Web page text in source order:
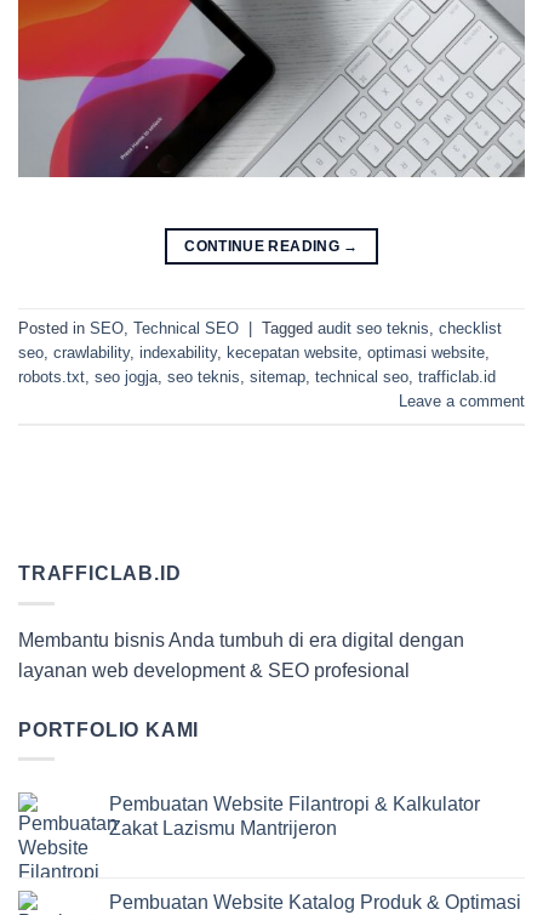
CONTINUE READING →
Posted in SEO, Technical SEO Tagged audit seo teknis, checklist
seo, crawlability, indexability, kecepatan website, optimasi website,
robots.txt, seo jogja, seo teknis, sitemap, technical seo, trafficlab.id
Leave a comment
TRAFFICLAB.ID
Membantu bisnis Anda tumbuh di era digital dengan
layanan web development & SEO profesional
PORTFOLIO KAMI
Pembuatan Website Filantropi & Kalkulator
Zakat Lazismu Mantrijeron
Pembuatan Website Katalog Produk & Optimasi